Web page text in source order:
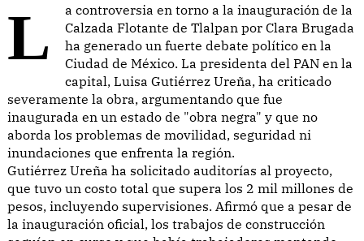
La controversia en torno a la inauguración de la
Calzada Flotante de Tlalpan por Clara Brugada
ha generado un fuerte debate político en la
Ciudad de México. La presidenta del PAN en la
capital, Luisa Gutiérrez Ureña, ha criticado
severamente la obra, argumentando que fue
inaugurada en un estado de "obra negra" y que no
aborda los problemas de movilidad, seguridad ni
inundaciones que enfrenta la región.
Gutiérrez Ureña ha solicitado auditorías al proyecto,
que tuvo un costo total que supera los 2 mil millones de
pesos, incluyendo supervisiones. Afirmó que a pesar de
la inauguración oficial, los trabajos de construcción